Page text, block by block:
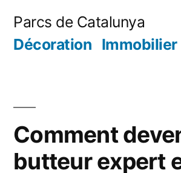
Parcs de Catalunya
Décoration Immobilier
Comment
butteur expert